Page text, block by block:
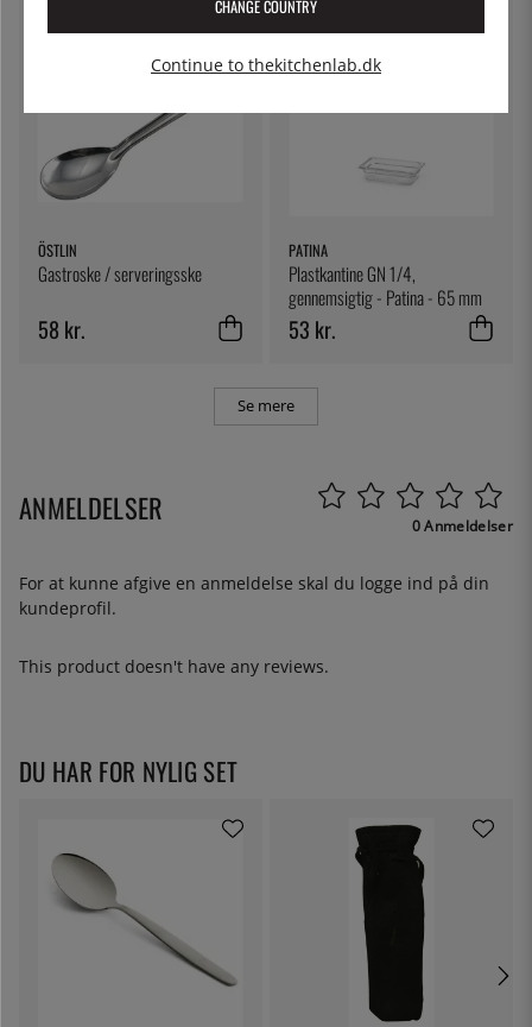
ÖSTLIN
Gastroske / serveringsske
58 kr.
PATINA
Plastkantine GN 1/4,
gennemsigtig - Patina - 65 mm
53 kr.
Se mere
ANMELDELSER 0 Anmeldelser
For at kunne afgive en anmeldelse skal du logge ind på din
kundeprofil.
This product doesn't have any reviews.
DU HAR FOR NYLIG SET
CHANGE COUNTRY
Continue to thekitchenlab.dk